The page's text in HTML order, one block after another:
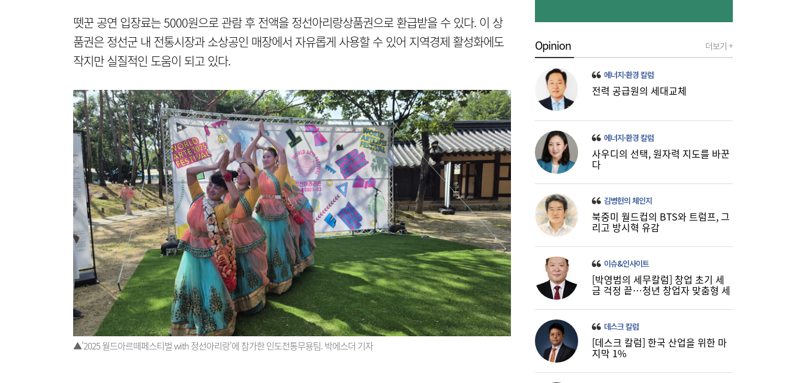
뗏꾼 공연 입장료는 5000원으로 관람 후 전액을 정선아리랑상품권으로 환급받을 수 있다. 이 상
품권은 정선군 내 전통시장과 소상공인 매장에서 자유롭게 사용할 수 있어 지역경제 활성화에도
작지만 실질적인 도움이 되고 있다.
▲'2025 월드아르떼페스티벌 with 정선아리랑'에 참가한 인도전통무용팀. 박에스더 기자
16:32
[금융권 풍향계] 취약계층 금융 접근성↑...기
업은행, 비대면 햇살론 출시 外
16:26
미·중에 로봇 패권 안 뺏긴다…현대차, “‘글로
벌 로봇 파운드리’ 구축할 것”
16:21
코스피, 반도체 차익실현에 4%대 급락…코
스닥은 800선 지켜내[마감시황]
Opinion 더보기 +
에너지·환경 칼럼
전력 공급원의 세대교체
에너지·환경 칼럼
사우디의 선택, 원자력 지도를 바꾼
다
김병헌의 체인지
북중미 월드컵의 BTS와 트럼프, 그
리고 방시혁 유감
이슈&인사이트
[박영범의 세무칼럼] 창업 초기 세
금 걱정 끝…청년 창업자 맞춤형 세
데스크 칼럼
[데스크 칼럼] 한국 산업을 위한 마
지막 1%